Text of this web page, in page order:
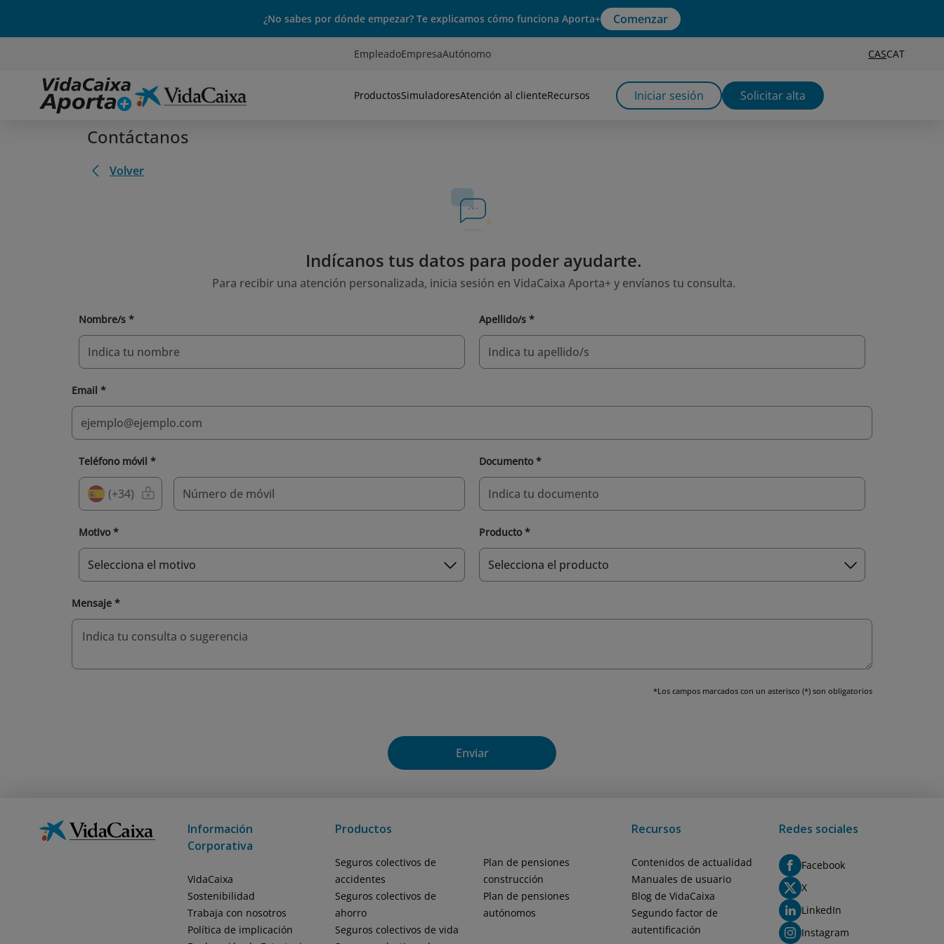
¿No sabes por dónde empezar? Te explicamos cómo funciona Aporta+ Comenzar
EmpleadoEmpresaAutónomo CASCAT
ProductosSimuladoresAtención al clienteRecursos Iniciar sesión Solicitar alta
Contáctanos
Volver
Indícanos tus datos para poder ayudarte.
Para recibir una atención personalizada, inicia sesión en VidaCaixa Aporta+ y envíanos tu consulta.
Nombre/s * Apellido/s *
Email *
Teléfono móvil *
(+34)
Documento *
Motivo * Producto *
Mensaje *
*Los campos marcados con un asterisco (*) son obligatorios
Necesitamos comprobar que no eres un robot
Enviar
Información
Corporativa
VidaCaixa
Sostenibilidad
Trabaja con nosotros
Política de implicación
Productos
Seguros colectivos de
accidentes
Seguros colectivos de
ahorro
Seguros colectivos de vida
Plan de pensiones
construcción
Plan de pensiones
autónomos
Recursos
Contenidos de actualidad
Manuales de usuario
Blog de VidaCaixa
Segundo factor de
autentificación
Redes sociales
Facebook
X
LinkedIn
Instagram